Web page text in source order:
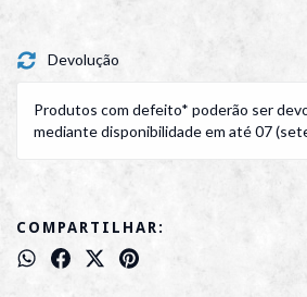
Devolução
Produtos com defeito* poderão ser
mediante disponibilidade em até 07
COMPARTILHAR: